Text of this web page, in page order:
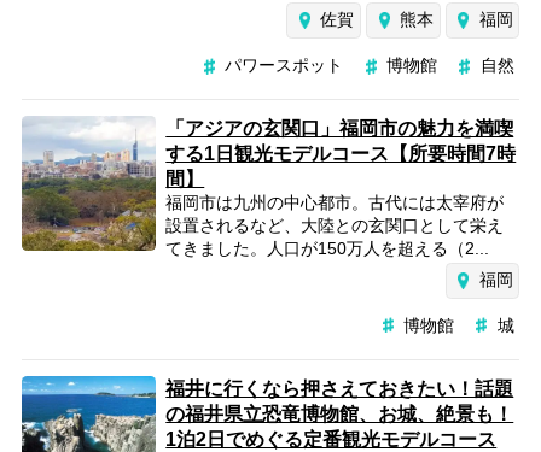
佐賀
熊本 福岡
パワースポット 博物館 自然
「アジアの玄関口」福岡市の魅力を満喫
する1日観光モデルコース【所要時間7時
間】
福岡市は九州の中心都市。古代には太宰府が
設置されるなど、大陸との玄関口として栄え
てきました。人口が150万人を超える（2...
福岡
博物館 城
福井に行くなら押さえておきたい！話題
の福井県立恐竜博物館、お城、絶景も！
1泊2日でめぐる定番観光モデルコース